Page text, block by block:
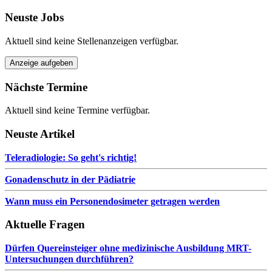
Neuste Jobs
Aktuell sind keine Stellenanzeigen verfügbar.
Anzeige aufgeben
Nächste Termine
Aktuell sind keine Termine verfügbar.
Neuste Artikel
Teleradiologie: So geht's richtig!
Gonadenschutz in der Pädiatrie
Wann muss ein Personendosimeter getragen werden
Aktuelle Fragen
Dürfen Quereinsteiger ohne medizinische Ausbildung MRT-
Untersuchungen durchführen?